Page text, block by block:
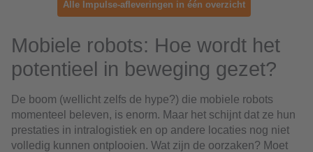
Alle Impulse-afleveringen in één overzicht
Mobiele robots: Hoe wordt het
potentieel in beweging gezet?
De boom (wellicht zelfs de hype?) die mobiele robots
momenteel beleven, is enorm. Maar het schijnt dat ze hun
prestaties in intralogistiek en op andere locaties nog niet
volledig kunnen ontplooien. Wat zijn de oorzaken? Moet